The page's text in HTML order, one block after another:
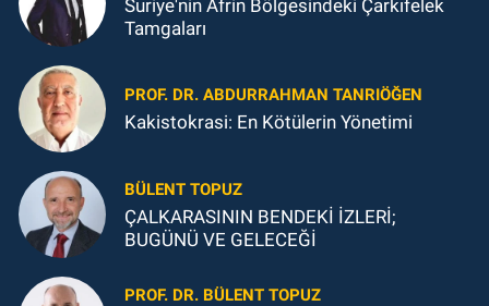
Suriye'nin Afrin Bölgesindeki Çarkıfelek
Tamgaları
PROF. DR. ABDURRAHMAN TANRIÖĞEN
Kakistokrasi: En Kötülerin Yönetimi
BÜLENT TOPUZ
ÇALKARASININ BENDEKİ İZLERİ;
BUGÜNÜ VE GELECEĞİ
PROF. DR. BÜLENT TOPUZ